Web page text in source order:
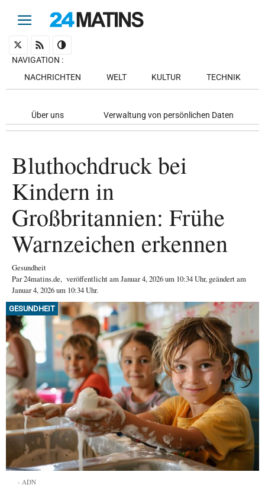
NAVIGATION :
NACHRICHTEN
WELT KULTUR TECHNIK
Über uns Verwaltung von persönlichen Daten
Bluthochdruck bei
Kindern in
Großbritannien: Frühe
Warnzeichen erkennen
Gesundheit
Par24matins.de, veröffentlicht amJanuar 4, 2026um 10:34 Uhr, geändert am
Januar 4, 2026 um 10:34 Uhr.
GESUNDHEIT
ADN